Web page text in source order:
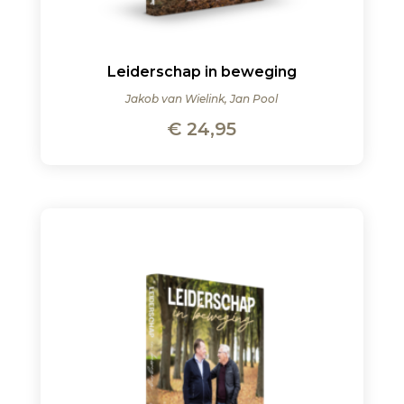
Leiderschap in beweging
Jakob van Wielink, Jan Pool
€ 24,95